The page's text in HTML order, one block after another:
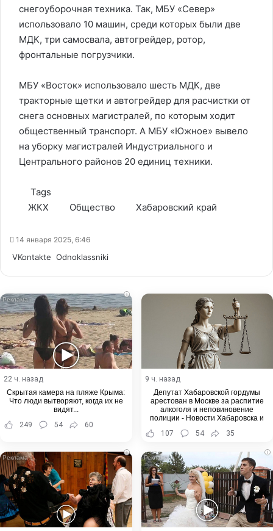
снегоуборочная техника. Так, МБУ «Север»
использовало 10 машин, среди которых были две
МДК, три самосвала, автогрейдер, ротор,
фронтальные погрузчики.
МБУ «Восток» использовало шесть МДК, две
тракторные щетки и автогрейдер для расчистки от
снега основных магистралей, по которым ходит
общественный транспорт. А МБУ «Южное» вывело
на уборку магистралей Индустриального и
Центрального районов 20 единиц техники.
Tags
ЖКХ
Общество Хабаровский край
14 января 2025, 6:46
VKontakte Odnoklassniki
i
22 ч. назад
Скрытая камера на пляже Крыма:
Что люди вытворяют, когда их не
видят...
249
54 60
9 ч. назад
Депутат Хабаровской гордумы
арестован в Москве за распитие
алкоголя и неповиновение
полиции - Новости Хабаровска и
107 54 35
i i